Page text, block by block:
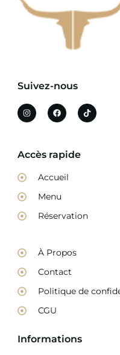
Suivez-nous
Accès rapide
Accueil
Menu
Réservation
À Propos
Contact
Politique de
CGU
Informations